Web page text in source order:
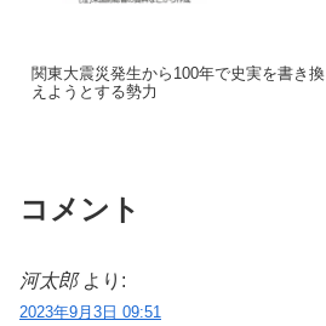
関東大震災発生から100年で史実を書き換
えようとする勢力
コメント
河太郎 より:
2023年9月3日 09:51